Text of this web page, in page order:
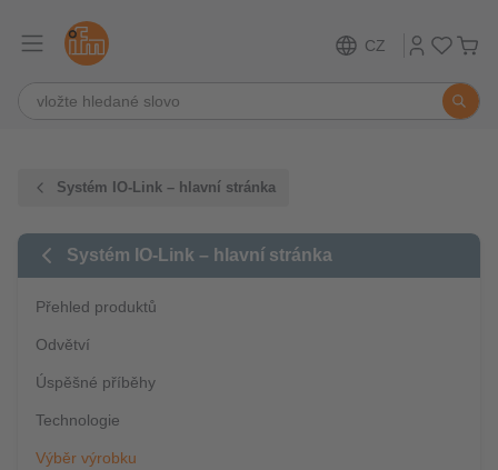
CZ
Systém IO-Link – hlavní stránka
Systém IO-Link – hlavní stránka
Přehled produktů
Odvětví
Úspěšné příběhy
Technologie
Výběr výrobku